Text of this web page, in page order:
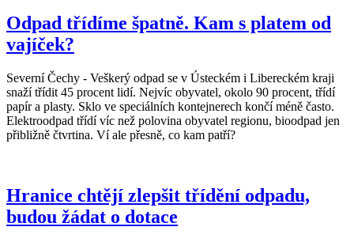
Odpad třídíme špatně. Kam s platem od
vajíček?
Severní Čechy - Veškerý odpad se v Ústeckém i Libereckém kraji
snaží třídit 45 procent lidí. Nejvíc obyvatel, okolo 90 procent, třídí
papír a plasty. Sklo ve speciálních kontejnerech končí méně často.
Elektroodpad třídí víc než polovina obyvatel regionu, bioodpad jen
přibližně čtvrtina. Ví ale přesně, co kam patří?
Hranice chtějí zlepšit třídění odpadu,
budou žádat o dotace